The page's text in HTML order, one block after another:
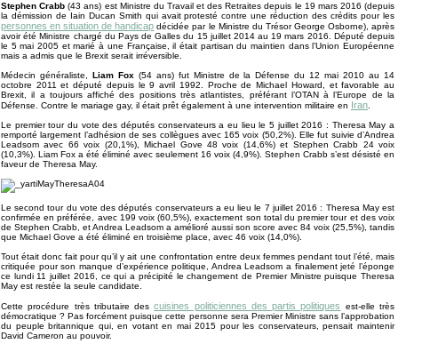
Stephen Crabb (43 ans) est Ministre du Travail et des Retraites depuis le 19 mars 2016 (depuis
la démission de Iain Ducan Smith qui avait protesté contre une réduction des crédits pour les
personnes en situation de handicap décidée par le Ministre du Trésor George Osborne), après
avoir été Ministre chargé du Pays de Galles du 15 juillet 2014 au 19 mars 2016. Député depuis
le 5 mai 2005 et marié à une Française, il était partisan du maintien dans l’Union Européenne
mais a admis que le Brexit serait irréversible.
Médecin généraliste, Liam Fox(54 ans) fut Ministre de la Défense du 12 mai 2010 au 14
octobre 2011 et député depuis le 9 avril 1992. Proche de Michael Howard, et favorable au
Brexit, il a toujours affiché des positions très atlantistes, préférant l’OTAN à l’Europe de la
Défense. Contre le mariage gay, il était prêt également à une intervention militaire en
Iran.
Le premier tour du vote des députés conservateurs a eu lieu le 5 juillet 2016 : Theresa May a
remporté largement l’adhésion de ses collègues avec 165 voix (50,2%). Elle fut suivie d’Andrea
Leadsom avec 66 voix (20,1%), Michael Gove 48 voix (14,6%) et Stephen Crabb 24 voix
(10,3%). Liam Fox a été éliminé avec seulement 16 voix (4,9%). Stephen Crabb s’est désisté en
faveur de Theresa May.
Le second tour du vote des députés conservateurs a eu lieu le 7 juillet 2016 : Theresa May est
confirmée en préférée, avec 199 voix (60,5%), exactement son total du premier tour et des voix
de Stephen Crabb, et Andrea Leadsom a amélioré aussi son score avec 84 voix (25,5%), tandis
que Michael Gove a été éliminé en troisième place, avec 46 voix (14,0%).
Tout était donc fait pour qu’il y ait une confrontation entre deux femmes pendant tout l’été, mais
critiquée pour son manque d’expérience politique, Andrea Leadsom a finalement jeté l’éponge
ce lundi 11 juillet 2016, ce qui a précipité le changement de Premier Ministre puisque Theresa
May est restée la seule candidate.
Cette procédure très tributaire descuisines politiciennes des partis politiques
est-elle très
démocratique ? Pas forcément puisque cette personne sera Premier Ministre sans l’approbation
du peuple britannique qui, en votant en mai 2015 pour les conservateurs, pensait maintenir
David Cameron au pouvoir.